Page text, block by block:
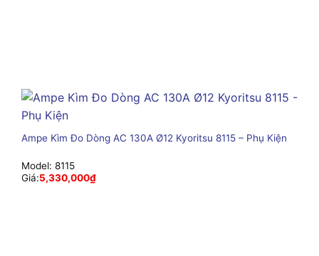
Ampe Kìm Đo Dòng AC 130A Ø12 Kyoritsu 8115 – Phụ Kiện
Model: 8115
Giá:5,330,000₫